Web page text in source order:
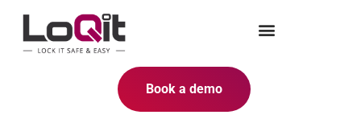
Book a demo